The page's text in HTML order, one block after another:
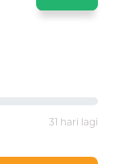
31 hari lagi